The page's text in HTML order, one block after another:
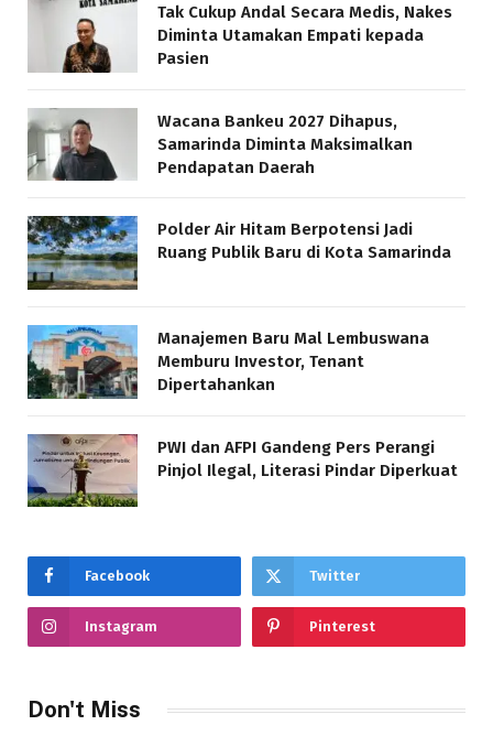
Tak Cukup Andal Secara Medis, Nakes
Diminta Utamakan Empati kepada
Pasien
Wacana Bankeu 2027 Dihapus,
Samarinda Diminta Maksimalkan
Pendapatan Daerah
Polder Air Hitam Berpotensi Jadi
Ruang Publik Baru di Kota Samarinda
Manajemen Baru Mal Lembuswana
Memburu Investor, Tenant
Dipertahankan
PWI dan AFPI Gandeng Pers Perangi
Pinjol Ilegal, Literasi Pindar Diperkuat
Facebook Twitter
Instagram Pinterest
Don't Miss